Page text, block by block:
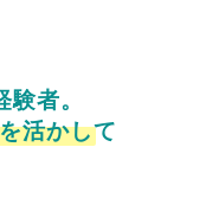
者。
活かして